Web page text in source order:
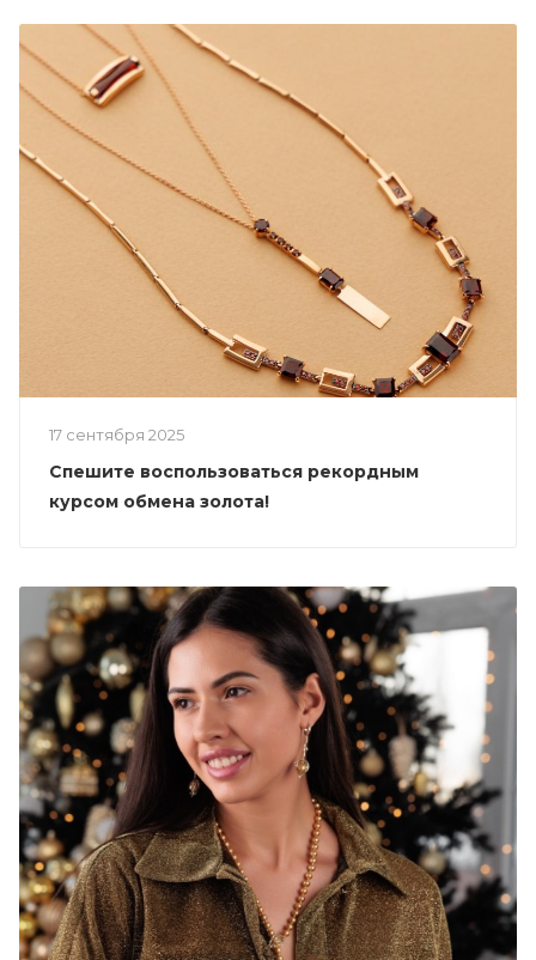
17 сентября 2025
Спешите воспользоваться рекордным
курсом обмена золота!